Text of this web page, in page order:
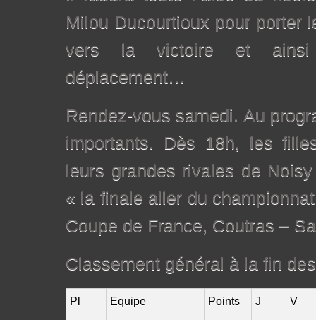
Milou Ducourtioux pour porter
vers la victoire et ainsi
déplacement…
Rendez-vous samedi. Au
importants. Dès 18h, les
leurs grandes rivales de
« la finale aller du
Coupe de France, Coutras –
Classement général à la fin
Pl Equipe Points J V